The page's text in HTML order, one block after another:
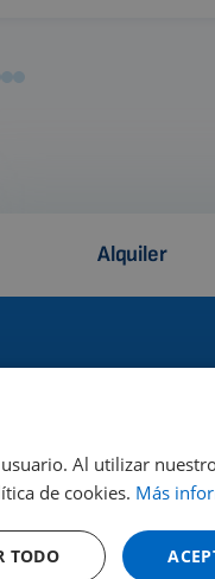
Alquiler
de los
mundo.
Un
Al utilizar
de cookies. Más
TODO